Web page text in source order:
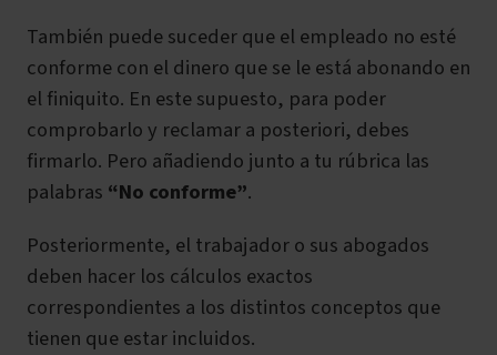
También puede suceder que el empleado no esté
conforme con el dinero que se le está abonando en
el finiquito. En este supuesto, para poder
comprobarlo y reclamar a posteriori, debes
firmarlo. Pero añadiendo junto a tu rúbrica las
palabras “No conforme”.
Posteriormente, el trabajador o sus abogados
deben hacer los cálculos exactos
correspondientes a los distintos conceptos que
tienen que estar incluidos.